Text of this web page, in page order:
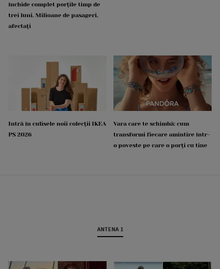
închide complet porțile timp de
trei luni. Milioane de pasageri,
afectați
Intră în culisele noii colecții IKEA
PS 2026
Vara care te schimbă: cum
transformi fiecare amintire într-
o poveste pe care o porți cu tine
ANTENA 1